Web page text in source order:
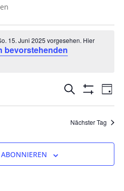
15. Juni 2025 vorgesehen. Hier
bevorstehenden
Suche
und
SUCHE TAG
Nächster Tag